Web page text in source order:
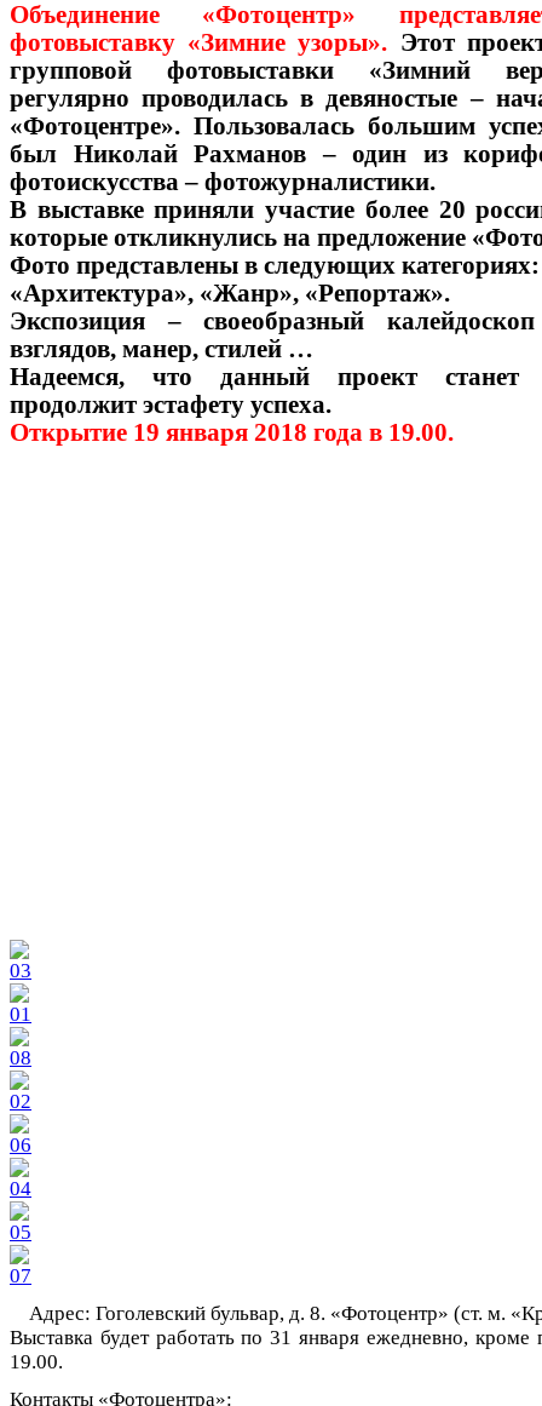
Объединение «Фотоцентр»
фотовыставку «Зимние узоры». Этот
групповой фотовыставки «Зимний
регулярно проводилась в девяностые –
«Фотоцентре». Пользовалась большим
был Николай Рахманов – один из
фотоискусства – фотожурналистики.
В выставке приняли участие более 20
которые откликнулись на предложение
Фото представлены в следующих
«Архитектура», «Жанр», «Репортаж».
Экспозиция – своеобразный
взглядов, манер, стилей …
Надеемся, что данный проект
продолжит эстафету успеха.
Открытие 19 января 2018 года в 19.00.
Адрес: Гоголевский бульвар, д. 8. «Фотоцентр» (ст. м.
Выставка будет работать по 31 января ежедневно, кроме
19.00.
Контакты «Фотоцентра»: